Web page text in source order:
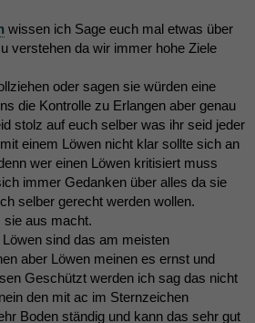
wissen ich Sage euch mal etwas über
verstehen da wir immer hohe Ziele
oder sagen sie würden eine
die Kontrolle zu Erlangen aber genau
stolz auf euch selber was ihr seid jeder
einem Löwen nicht klar sollte sich an
wer einen Löwen kritisiert muss
immer Gedanken über alles da sie
selber gerecht werden wollen.
sie aus macht.
sind das am meisten
aber Löwen meinen es ernst und
Geschützt werden ich sag das nicht
den mit ac im Sternzeichen
Boden ständig und kann das sehr gut